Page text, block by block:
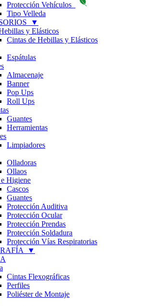
Protección Vehículos
Tipo Velleda
▼
y Elásticos
Cintas de Hebillas y Elásticos
Espátulas
Almacenaje
Banner
Pop Ups
Roll Ups
Guantes
Herramientas
Limpiadores
Olladoras
Ollaos
Higiene
Cascos
Guantes
Protección Auditiva
Protección Ocular
Protección Prendas
Protección Soldadura
Protección Vías Respiratorias
▼
Cintas Flexográficas
Perfiles
Poliéster de Montaje